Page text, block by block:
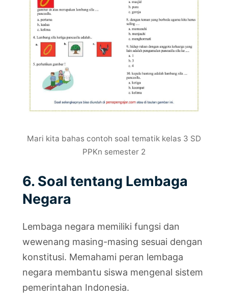
Mari kita bahas contoh soal tematik kelas 3 SD
PPKn semester 2
6. Soal tentang Lembaga
Negara
Lembaga negara memiliki fungsi dan
wewenang masing-masing sesuai dengan
konstitusi. Memahami peran lembaga
negara membantu siswa mengenal sistem
pemerintahan Indonesia.